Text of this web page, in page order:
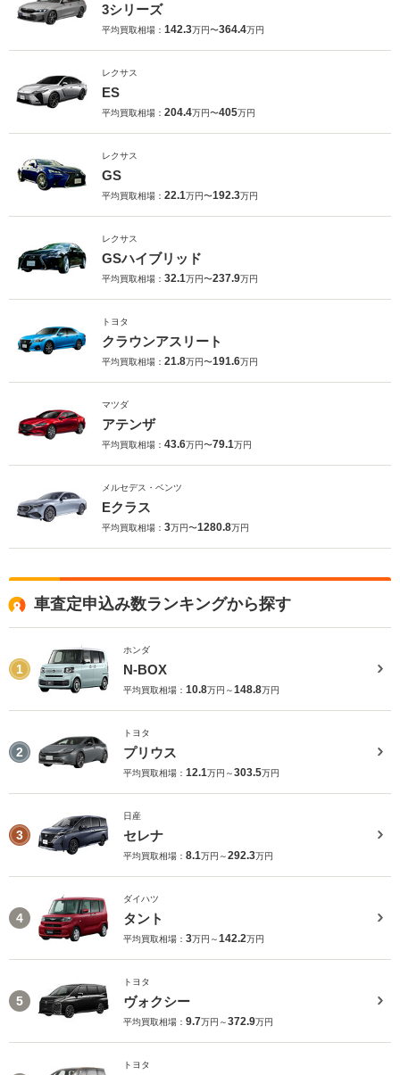
3シリーズ
平均買取相場： 142.3万円〜364.4万円
レクサス
ES
平均買取相場： 204.4万円〜405万円
レクサス
GS
平均買取相場： 22.1万円〜192.3万円
レクサス
GSハイブリッド
平均買取相場： 32.1万円〜237.9万円
トヨタ
クラウンアスリート
平均買取相場： 21.8万円〜191.6万円
マツダ
アテンザ
平均買取相場： 43.6万円〜79.1万円
メルセデス・ベンツ
Eクラス
平均買取相場： 3万円〜1280.8万円
車査定申込み数ランキングから探す
1
ホンダ
N-BOX
平均買取相場： 10.8万円～148.8万円
2
トヨタ
プリウス
平均買取相場： 12.1万円～303.5万円
3
日産
セレナ
平均買取相場： 8.1万円～292.3万円
4
ダイハツ
タント
平均買取相場： 3万円～142.2万円
5
トヨタ
ヴォクシー
平均買取相場： 9.7万円～372.9万円
トヨタ